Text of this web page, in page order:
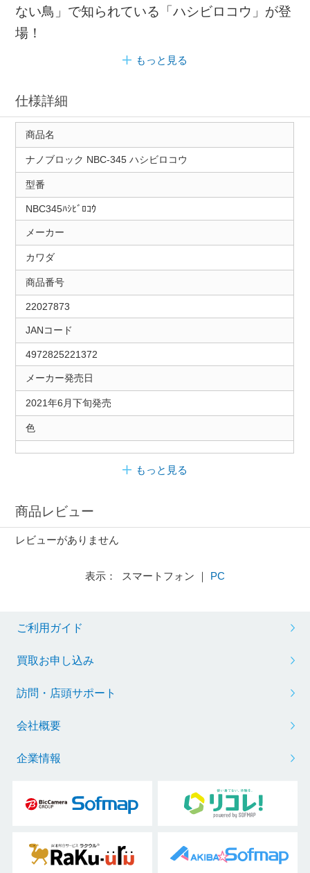
ない鳥」で知られている「ハシビロコウ」が登
場！
もっと見る
仕様詳細
商品名
ナノブロック NBC-345 ハシビロコウ
型番
NBC345ﾊｼﾋﾞﾛｺｳ
メーカー
カワダ
商品番号
22027873
JANコード
4972825221372
メーカー発売日
2021年6月下旬発売
色
もっと見る
商品レビュー
レビューがありません
表示： スマートフォン ｜ PC
ご利用ガイド
買取お申し込み
訪問・店頭サポート
会社概要
企業情報